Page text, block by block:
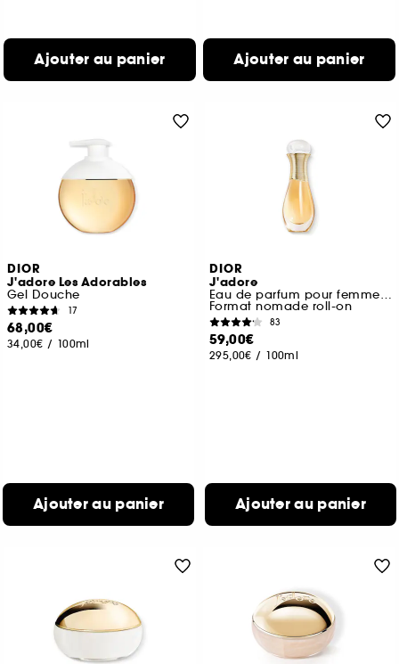
Ajouter au panier Ajouter au panier
DIOR
J'adore Les Adorables
Gel Douche
17
68,00€
34,00€ / 100ml
Ajouter au panier
DIOR
J'adore
Eau de parfum pour femme roller-pearl
Format nomade roll-on
83
59,00€
295,00€ / 100ml
Ajouter au panier